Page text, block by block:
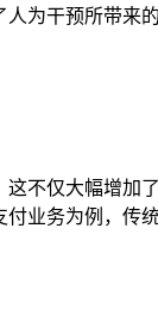
为干预所带来
不仅大幅增
业务为例，